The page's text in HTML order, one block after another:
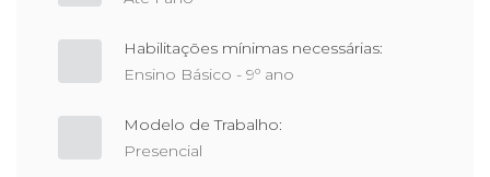
Habilitações mínimas necessárias:
Ensino Básico - 9º ano
Modelo de Trabalho:
Presencial